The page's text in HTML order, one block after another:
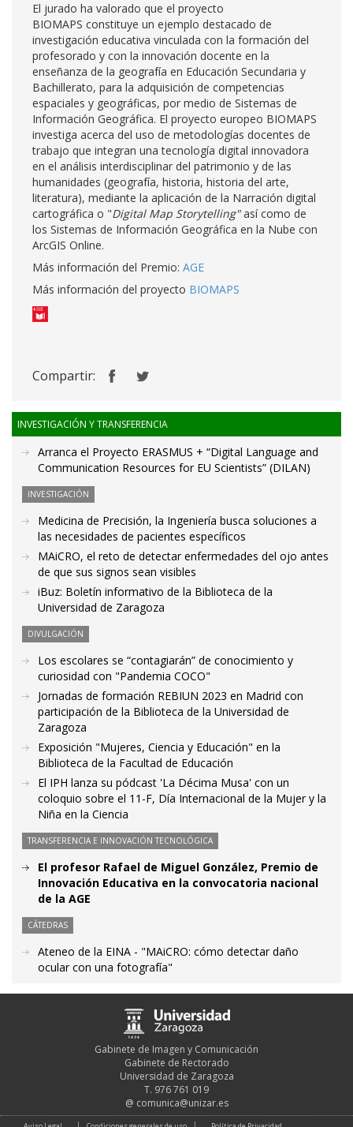
El jurado ha valorado que el proyecto
BIOMAPS constituye un ejemplo destacado de
investigación educativa vinculada con la formación del
profesorado y con la innovación docente en la
enseñanza de la geografía en Educación Secundaria y
Bachillerato, para la adquisición de competencias
espaciales y geográficas, por medio de Sistemas de
Información Geográfica. El proyecto europeo BIOMAPS
investiga acerca del uso de metodologías docentes de
trabajo que integran una tecnología digital innovadora
en el análisis interdisciplinar del patrimonio y de las
humanidades (geografía, historia, historia del arte,
literatura), mediante la aplicación de la Narración digital
cartográfica o "Digital Map Storytelling"así como de
los Sistemas de Información Geográfica en la Nube con
ArcGIS Online.
Más información del Premio: AGE
Más información del proyecto BIOMAPS
Compartir:
INVESTIGACIÓN Y TRANSFERENCIA
Arranca el Proyecto ERASMUS + “Digital Language and
Communication Resources for EU Scientists” (DILAN)
INVESTIGACIÓN
Medicina de Precisión, la Ingeniería busca soluciones a
las necesidades de pacientes específicos
MAiCRO, el reto de detectar enfermedades del ojo antes
de que sus signos sean visibles
iBuz: Boletín informativo de la Biblioteca de la
Universidad de Zaragoza
DIVULGACIÓN
Los escolares se “contagiarán” de conocimiento y
curiosidad con "Pandemia COCO"
Jornadas de formación REBIUN 2023 en Madrid con
participación de la Biblioteca de la Universidad de
Zaragoza
Exposición "Mujeres, Ciencia y Educación" en la
Biblioteca de la Facultad de Educación
El IPH lanza su pódcast 'La Décima Musa' con un
coloquio sobre el 11-F, Día Internacional de la Mujer y la
Niña en la Ciencia
TRANSFERENCIA E INNOVACIÓN TECNOLÓGICA
El profesor Rafael de Miguel González, Premio de
Innovación Educativa en la convocatoria nacional
de la AGE
CÁTEDRAS
Ateneo de la EINA - "MAiCRO: cómo detectar daño
ocular con una fotografía"
Gabinete de Imagen y Comunicación
Gabinete de Rectorado
Universidad de Zaragoza
T. 976 761 019
@ comunica@unizar.es